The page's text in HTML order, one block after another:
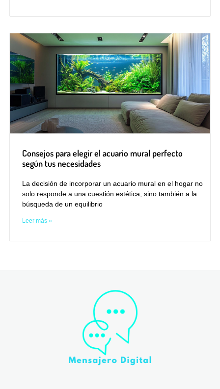
Consejos para elegir el acuario mural perfecto
según tus necesidades
La decisión de incorporar un acuario mural en el hogar no
solo responde a una cuestión estética, sino también a la
búsqueda de un equilibrio
Leer más »